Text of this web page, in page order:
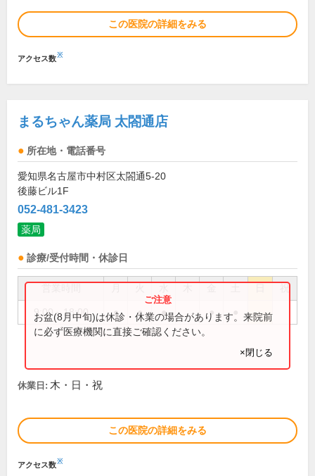
この医院の詳細をみる
アクセス数※
まるちゃん薬局 太閤通店
所在地・電話番号
愛知県名古屋市中村区太閤通5-20
後藤ビル1F
052-481-3423
薬局
診療/受付時間・休診日
祝
9:00～18:00 ● ● ● ●
お盆(8月中旬)は休診・休業の場合があります。来院前
に必ず医療機関に直接ご確認ください。
×閉じる
休業日: 木・日・祝
この医院の詳細をみる
アクセス数※